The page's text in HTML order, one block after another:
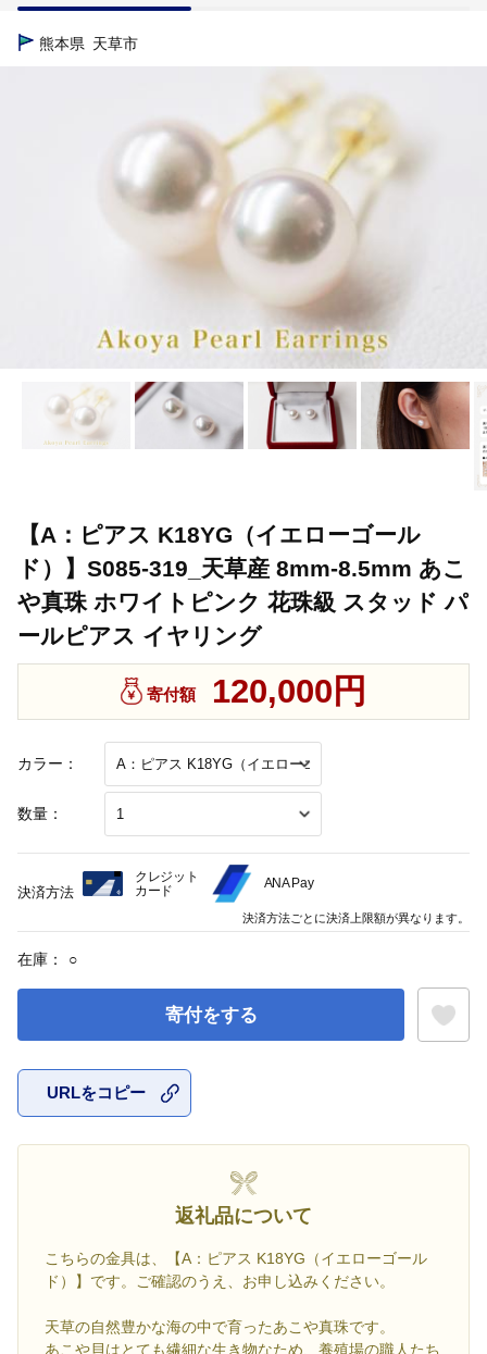
熊本県 天草市
【A：ピアス K18YG（イエローゴール
ド）】S085-319_天草産 8mm-8.5mm あこ
や真珠 ホワイトピンク 花珠級 スタッド パ
ールピアス イヤリング
カラー：
数量：
寄付額 120,000円
在庫： ○
寄付をする
URLをコピー
返礼品について
こちらの金具は、【A：ピアス K18YG（イエローゴール
ド）】です。ご確認のうえ、お申し込みください。
天草の自然豊かな海の中で育ったあこや真珠です。
あこや貝はとても繊細な生き物なため、養殖場の職人たち
決済方法
クレジット
カード
ANA Pay
決済方法ごとに決済上限額が異なります。